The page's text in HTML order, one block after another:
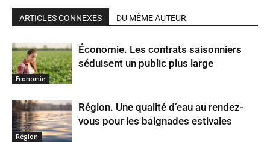
ARTICLES CONNEXES DU MÊME AUTEUR
Economie
Économie. Les contrats saisonniers
séduisent un public plus large
Région
Région. Une qualité d’eau au rendez-
vous pour les baignades estivales